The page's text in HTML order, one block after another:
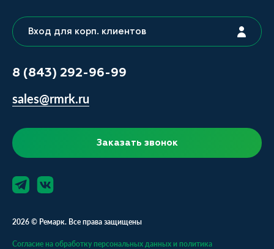
Вход для корп. клиентов
8 (843) 292-96-99
sales@rmrk.ru
Заказать звонок
2026 © Ремарк. Все права защищены
Согласие на обработку персональных данных и политика